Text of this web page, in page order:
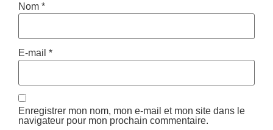
Nom *
E-mail *
Enregistrer mon nom, mon e-mail et mon site dans le
navigateur pour mon prochain commentaire.